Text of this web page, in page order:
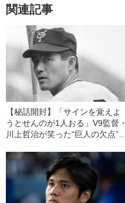
関連記事
【秘話開封】「サインを覚えよ
うとせんのが1人おる」V9監督・
川上哲治が笑った“巨人の欠点”…